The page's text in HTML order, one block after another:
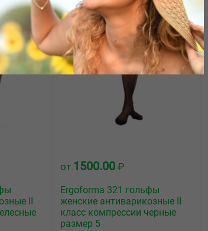
II
от 1500.00 ₽
Ergoforma 321 гольфы
женские антиварикозные II
класс компрессии черные
размер 5